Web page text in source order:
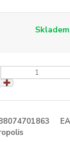
Skladem